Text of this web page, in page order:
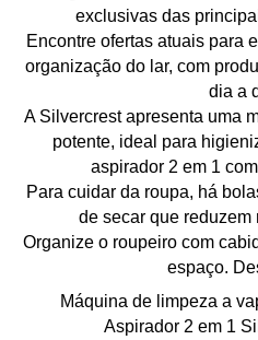
exclusivas das
Encontre ofertas atuais para
organização do lar, com
dia a
A Silvercrest apresenta uma
potente, ideal para
aspirador 2 em 1
Para cuidar da roupa, há
de secar que reduzem
Organize o roupeiro com
espaço.
Máquina de limpeza a
Aspirador 2 em 1